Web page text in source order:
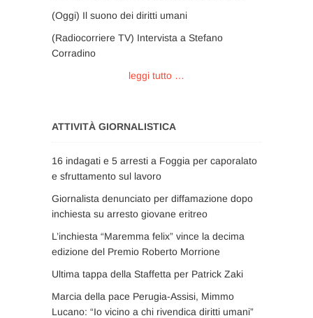
(Oggi) Il suono dei diritti umani
(Radiocorriere TV) Intervista a Stefano
Corradino
leggi tutto …
ATTIVITÀ GIORNALISTICA
16 indagati e 5 arresti a Foggia per caporalato
e sfruttamento sul lavoro
Giornalista denunciato per diffamazione dopo
inchiesta su arresto giovane eritreo
L’inchiesta “Maremma felix” vince la decima
edizione del Premio Roberto Morrione
Ultima tappa della Staffetta per Patrick Zaki
Marcia della pace Perugia-Assisi, Mimmo
Lucano: “Io vicino a chi rivendica diritti umani”